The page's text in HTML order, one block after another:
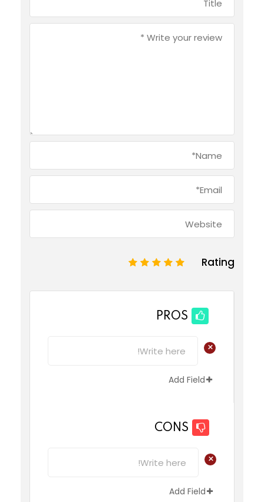
Rating
5
4
3
2
PROS
+
Add Field
CONS
+
Add Field